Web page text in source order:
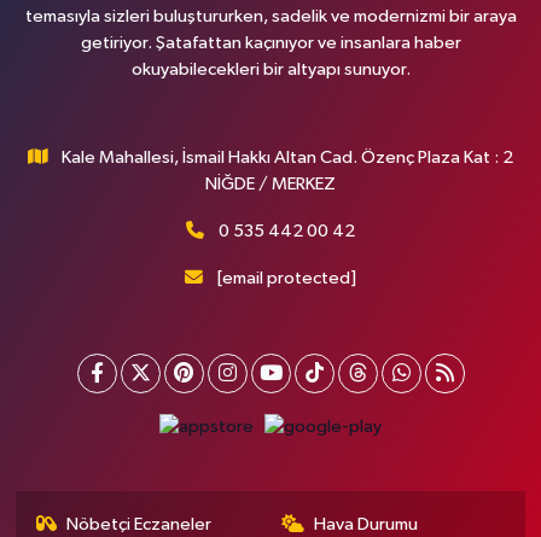
temasıyla sizleri buluştururken, sadelik ve modernizmi bir araya
getiriyor. Şatafattan kaçınıyor ve insanlara haber
okuyabilecekleri bir altyapı sunuyor.
Kale Mahallesi, İsmail Hakkı Altan Cad. Özenç Plaza Kat : 2
NİĞDE / MERKEZ
0 535 442 00 42
[email protected]
Nöbetçi Eczaneler Hava Durumu